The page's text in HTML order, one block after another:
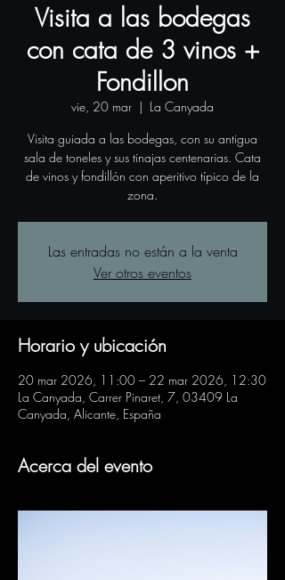
Visita a las bodegas
con cata de 3 vinos +
Fondillon
vie, 20 mar
  |
La Canyada
Visita guiada a las bodegas, con su antigua
sala de toneles y sus tinajas centenarias. Cata
de vinos y fondillón con aperitivo típico de la
zona.
Las entradas no están a la venta
Ver otros eventos
Horario y ubicación
20 mar 2026, 11:00 – 22 mar 2026, 12:30
La Canyada, Carrer Pinaret, 7, 03409 La
Canyada, Alicante, España
Acerca del evento